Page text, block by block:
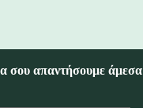
σου απαντήσουμε άμεσα